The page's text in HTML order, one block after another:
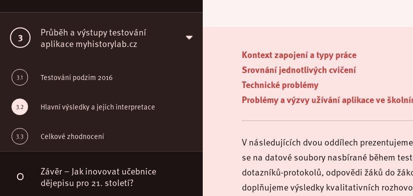
dějepisu
Návod k použití aplikace pro práci s prameny
Průběh a výstupy testování
aplikace myhistorylab.cz
Testování podzim 2016
Hlavní výsledky a jejich interpretace
Celkové zhodnocení
Závěr – Jak inovovat učebnice
dějepisu pro 21. století?
Kontext zapojení a typy práce
Srovnání jednotlivých cvičení
Technické problémy
Problémy a výzvy užívání aplikace ve
V následujících dvou oddílech
se na datové soubory nasbírané během
dotazníků-protokolů, odpovědi žáků do
doplňujeme výsledky kvalitativních